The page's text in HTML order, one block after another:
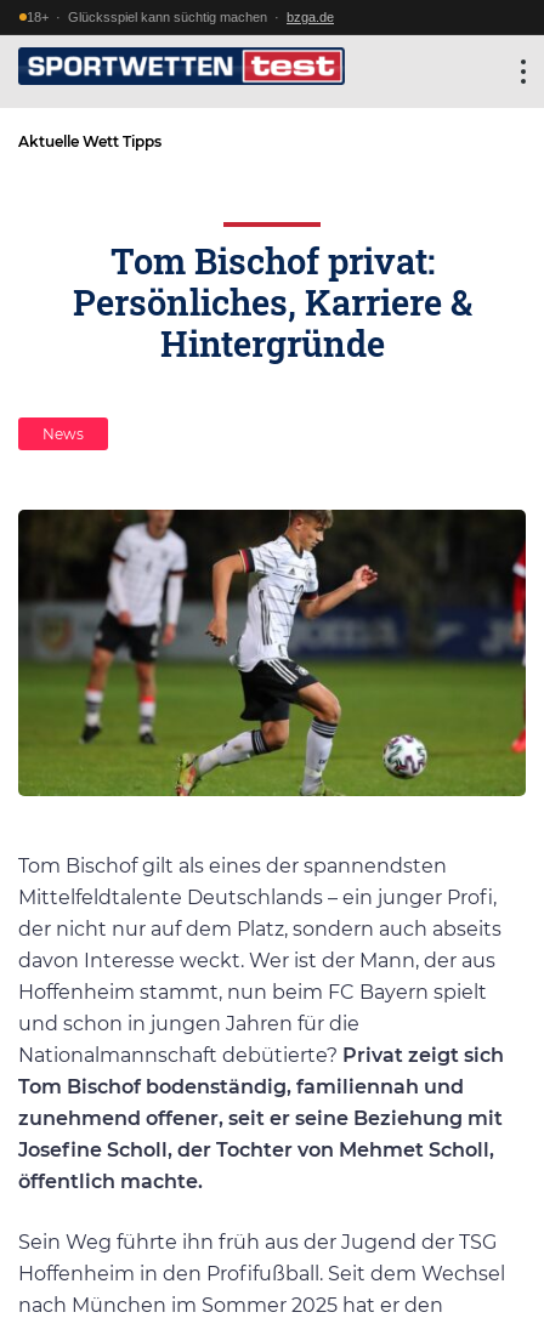
18+ · Glücksspiel kann süchtig machen · bzga.de
Aktuelle Wett Tipps
Tom Bischof privat:
Persönliches, Karriere &
Hintergründe
News
Tom Bischof gilt als eines der spannendsten
Mittelfeldtalente Deutschlands – ein junger Profi,
der nicht nur auf dem Platz, sondern auch abseits
davon Interesse weckt. Wer ist der Mann, der aus
Hoffenheim stammt, nun beim FC Bayern spielt
und schon in jungen Jahren für die
Nationalmannschaft debütierte? Privat zeigt sich
Tom Bischof bodenständig, familiennah und
zunehmend offener, seit er seine Beziehung mit
Josefine Scholl, der Tochter von Mehmet Scholl,
öffentlich machte.
Sein Weg führte ihn früh aus der Jugend der TSG
Hoffenheim in den Profifußball. Seit dem Wechsel
nach München im Sommer 2025 hat er den